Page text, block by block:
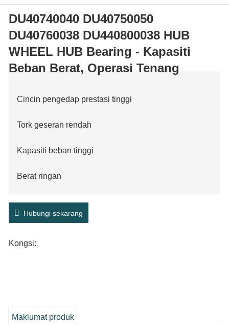
DU40750050 DU40760038 DU440800038 HUB WHEEL HUB
BEARING - HEAVE LOAD CAPACITI, SUCLICE SURGED
DU40740040 DU40750050
DU40760038 DU440800038 HUB
WHEEL HUB Bearing - Kapasiti
Beban Berat, Operasi Tenang
Cincin pengedap prestasi tinggi
Tork geseran rendah
Kapasiti beban tinggi
Berat ringan
LongLife
Hubungi sekarang
Kongsi:
Maklumat produk